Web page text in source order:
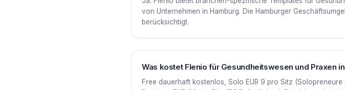
von Unternehmen in Hamburg. Die Hamburger
berücksichtigt.
Was kostet Flenio für Gesundheitswesen und Praxen
Free dauerhaft kostenlos, Solo EUR 9 pro Sitz (Solopreneure